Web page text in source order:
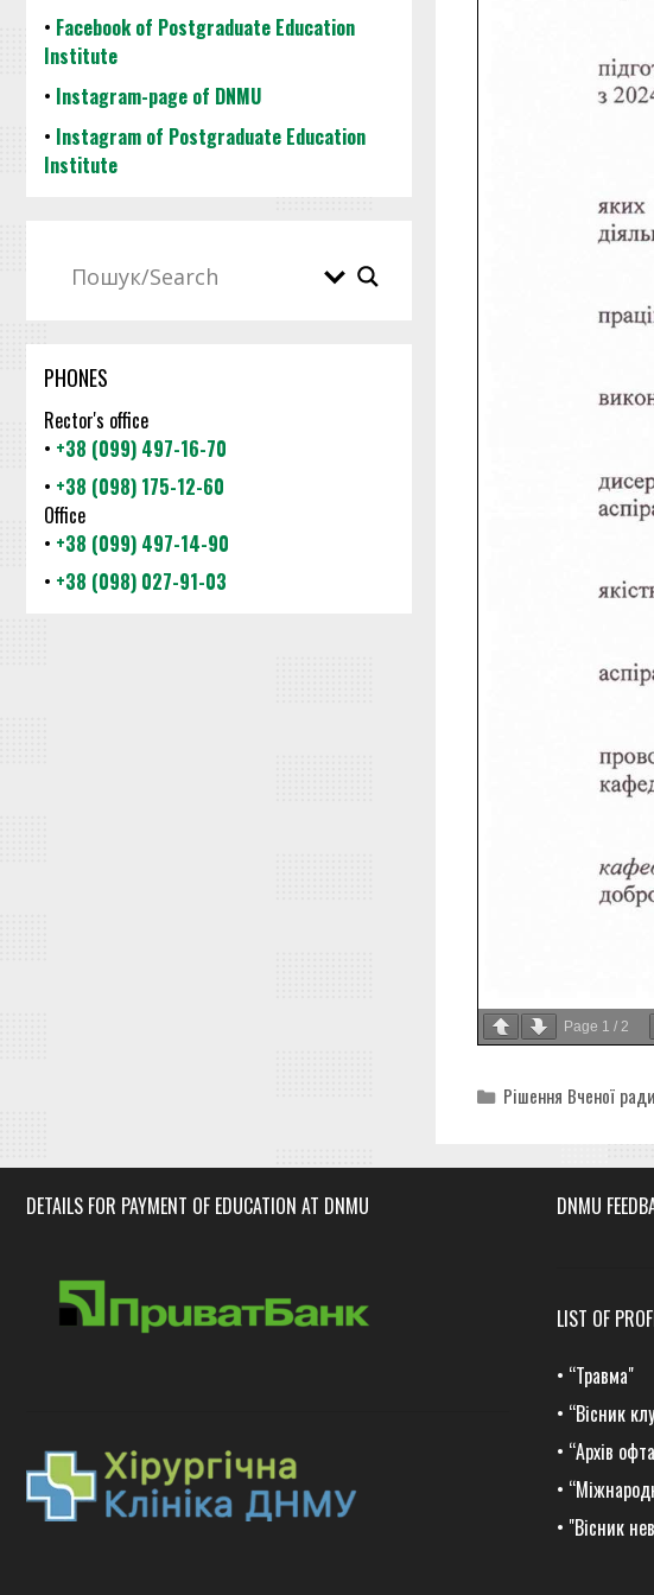
Page 1 / 2
Categories
Рішення Вченої ради
• Facebook of Postgraduate Education
Institute
• Instagram-page of DNMU
• Instagram of Postgraduate Education
Institute
PHONES
Rector's office
• +38 (099) 497-16-70
• +38 (098) 175-12-60
Office
• +38 (099) 497-14-90
• +38 (098) 027-91-03
DETAILS FOR PAYMENT OF EDUCATION AT DNMU DNMU
LIST OF
• “Травма"
• “Вісник
• “Архів
•
• "Вісник